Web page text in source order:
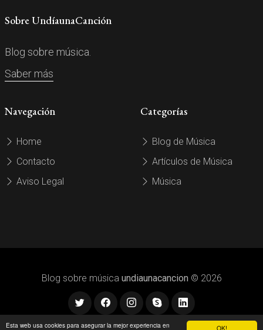
OK!
Esta web usa cookies para asegurar la mejor experiencia en
Sobre UndíaunaCanción
Blog sobre música.
Saber más
Navegación
Home
Contacto
Aviso Legal
Categorías
Blog de Música
Artículos de Música
Música
Blog sobre música undiaunacancion © 2026